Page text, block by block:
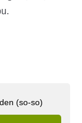
(so-so)